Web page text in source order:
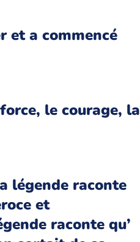
et a commencé
le courage, la
légende raconte
et
raconte qu’